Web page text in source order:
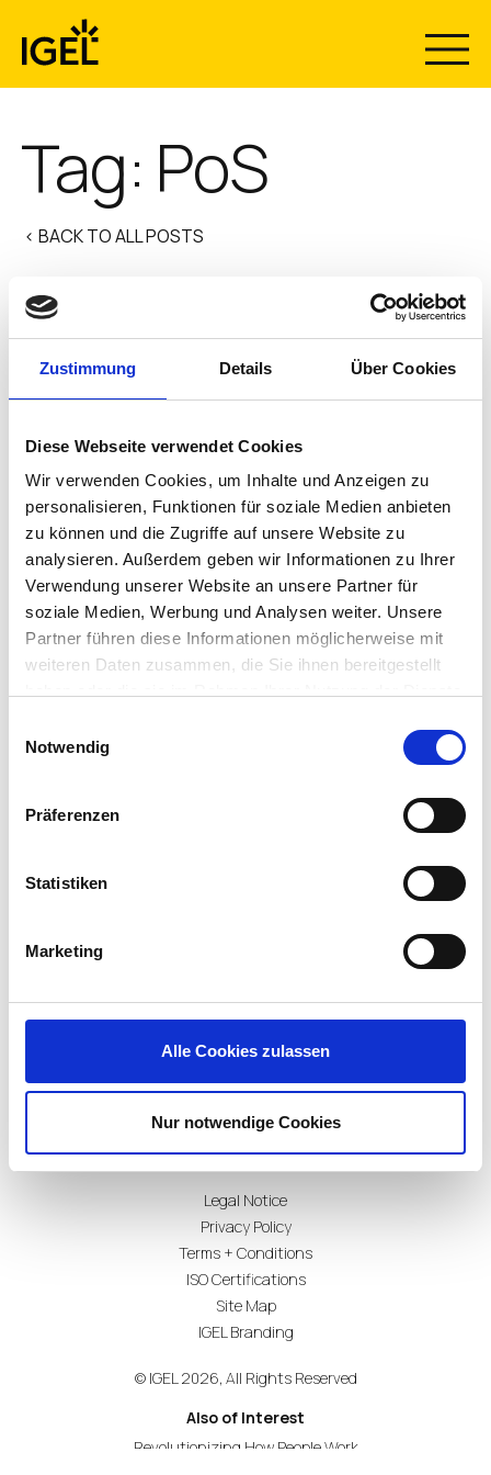
Zustimmung Details Über Cookies
Diese Webseite verwendet Cookies
Wir verwenden Cookies, um Inhalte und Anzeigen zu
personalisieren, Funktionen für soziale Medien anbieten
zu können und die Zugriffe auf unsere Website zu
analysieren. Außerdem geben wir Informationen zu Ihrer
Verwendung unserer Website an unsere Partner für
soziale Medien, Werbung und Analysen weiter. Unsere
Partner führen diese Informationen möglicherweise mit
weiteren Daten zusammen, die Sie ihnen bereitgestellt
Notwendig
Präferenzen
Statistiken
Marketing
Alle Cookies zulassen
Nur notwendige Cookies
content
Tag: PoS
< BACK TO ALL POSTS
It’s Time to Disrupt PoS
Guest Blog: Chantell Comberger, Vice President,
IGEL and I are campaigning these days for disruption of
are the old-fashioned ideas of local endpoint
computing working…
Chantell Comberger•September 24, 2018
LinkedIn Slack
Legal Notice
Privacy Policy
Terms + Conditions
ISO Certifications
Site Map
IGEL Branding
© IGEL 2026, All Rights Reserved
Also of Interest
Revolutionizing How People Work